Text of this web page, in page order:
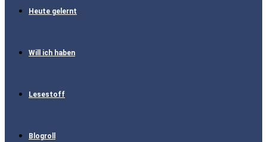
Heute gelernt
Will ich haben
Lesestoff
Blogroll